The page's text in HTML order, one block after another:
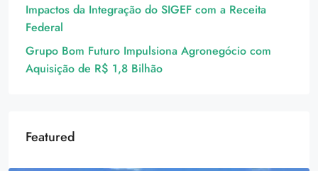
Impactos da Integração do SIGEF com a Receita
Federal
Grupo Bom Futuro Impulsiona Agronegócio com
Aquisição de R$ 1,8 Bilhão
Featured